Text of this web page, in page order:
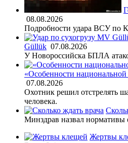
08.08.2026
Подробности удара ВСУ по
Güllük 07.08.2026
У Новороссийска БПЛА
«Особенности
07.08.2026
Охотник решил отстрелять
человека.
Минздрав назвал
Жертвы